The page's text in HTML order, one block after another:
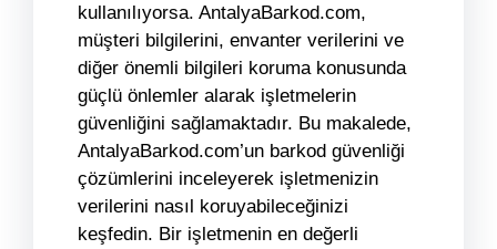
kullanılıyorsa. AntalyaBarkod.com,
müşteri bilgilerini, envanter verilerini ve
diğer önemli bilgileri koruma konusunda
güçlü önlemler alarak işletmelerin
güvenliğini sağlamaktadır. Bu makalede,
AntalyaBarkod.com’un barkod güvenliği
çözümlerini inceleyerek işletmenizin
verilerini nasıl koruyabileceğinizi
keşfedin. Bir işletmenin en değerli